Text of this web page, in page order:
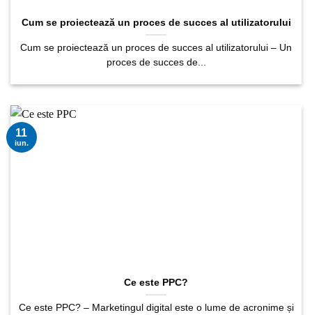
Cum se proiectează un proces de succes al utilizatorului
Cum se proiectează un proces de succes al utilizatorului – Un
proces de succes de...
Ce este PPC?
Ce este PPC? – Marketingul digital este o lume de acronime și
11
iun.